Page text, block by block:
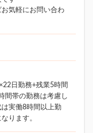
気軽にお問い合わ
日勤務+残業5時間
間帯の勤務は考慮し
実働8時間以上勤
ります。